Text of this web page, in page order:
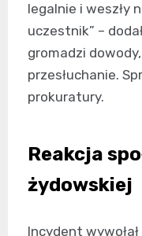
legalnie i weszły
uczestnik” –
gromadzi
przesłuchanie.
prokuratury.
Reakcja
żydowskiej
Incydent